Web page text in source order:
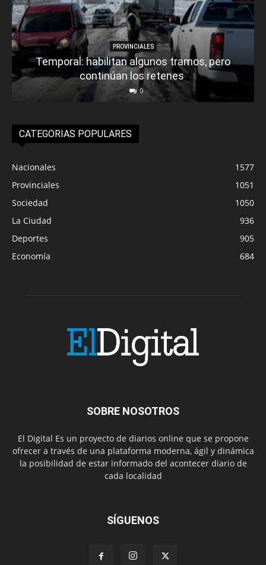
PROVINCIALES
Temporal: habilitan algunos tramos, pero
continúan los retenes
0
CATEGORIAS POPULARES
Nacionales
1577
Provinciales
1051
Sociedad
1050
La Ciudad
936
Deportes
905
Economía
684
SOBRE NOSOTROS
El Digital Es un proyecto de diarios online que se propone
ofrecer a través de una plataforma moderna, ágil y dinámica
la posibilidad de estar informado del acontecer diario de
cada localidad
SÍGUENOS